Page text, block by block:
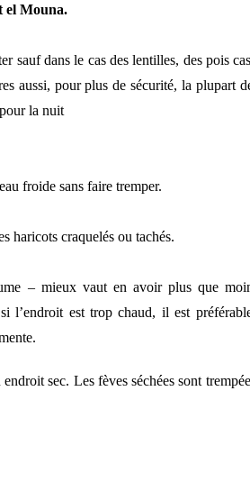
el Mouna.
sauf dans le cas des lentilles, des pois
aussi, pour plus de sécurité, la plupart
la nuit
froide sans faire tremper.
haricots craquelés ou tachés.
– mieux vaut en avoir plus que
l’endroit est trop chaud, il est
.
sec. Les fèves séchées sont